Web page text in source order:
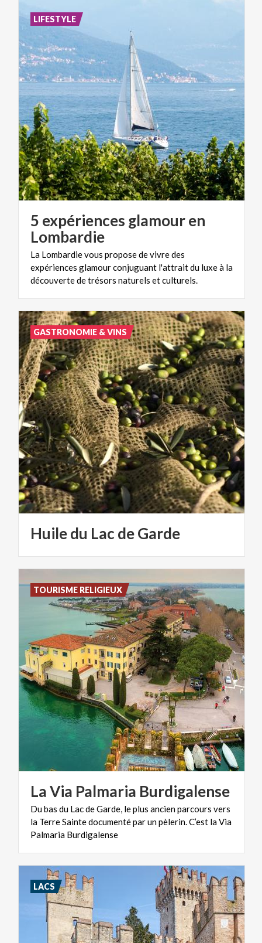
5 expériences glamour en
Lombardie
La Lombardie vous propose de vivre des
expériences glamour conjuguant l'attrait du luxe à la
découverte de trésors naturels et culturels.
LIFESTYLE
Huiledu Lac deGarde
GASTRONOMIE & VINS
LaVia Palmaria Burdigalense
Du bas du Lac de Garde, le plus ancien parcours vers
la Terre Sainte documenté par un pèlerin. C’est la Via
Palmaria Burdigalense
TOURISME RELIGIEUX
LACS